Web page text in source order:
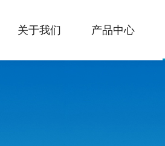
关于我们 产品中心